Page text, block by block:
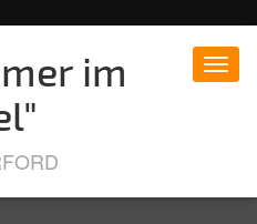
im